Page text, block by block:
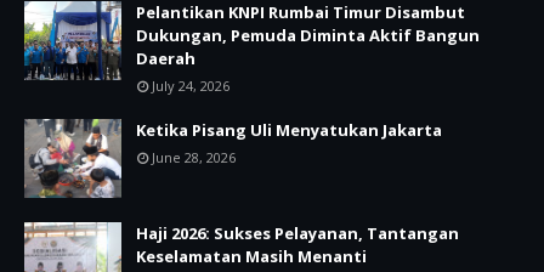
Pelantikan KNPI Rumbai Timur Disambut
Dukungan, Pemuda Diminta Aktif Bangun
Daerah
July 24, 2026
Ketika Pisang Uli Menyatukan Jakarta
June 28, 2026
Haji 2026: Sukses Pelayanan, Tantangan
Keselamatan Masih Menanti